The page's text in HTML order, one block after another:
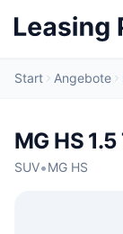
Start Angebote
MG HS
SUV•MG HS